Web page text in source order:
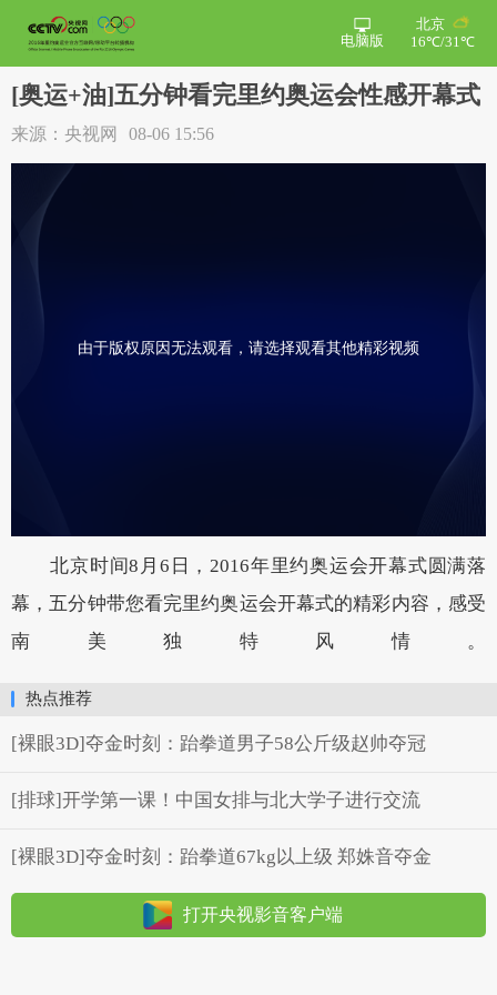
北京
16℃/31℃
电脑版
[奥运+油]五分钟看完里约奥运会性感开幕式
来源：央视网 08-06 15:56
由于版权原因无法观看，请选择观看其他精彩视频
北京时间8月6日，2016年里约奥运会开幕式圆满落
幕，五分钟带您看完里约奥运会开幕式的精彩内容，感受
南美独特风情。
热点推荐
[裸眼3D]夺金时刻：跆拳道男子58公斤级赵帅夺冠
[排球]开学第一课！中国女排与北大学子进行交流
[裸眼3D]夺金时刻：跆拳道67kg以上级 郑姝音夺金
打开央视影音客户端